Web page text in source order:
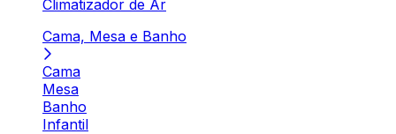
Climatizador de Ar
Cama, Mesa e Banho
Cama
Mesa
Banho
Infantil